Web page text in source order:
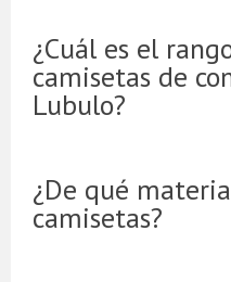
¿Cuál es el
camisetas de
Lubulo?
¿De qué
camisetas?